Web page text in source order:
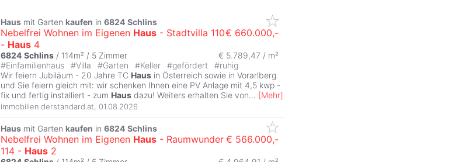
Haus mit Garten kaufen in 6824 Schlins
Nebelfrei Wohnen im Eigenen Haus - Stadtvilla 110
- Haus 4
€ 660.000,-
6824 Schlins / 114m² / 5 Zimmer € 5.789,47 / m²
#Einfamilienhaus #Villa #Garten #Keller #gefördert #ruhig
Wir feiern Jubiläum - 20 Jahre TC Haus in Österreich sowie in Vorarlberg
und Sie feiern gleich mit: wir schenken Ihnen eine PV Anlage mit 4,5 kwp -
fix und fertig installiert - zum Haus dazu! Weiters erhalten Sie von... [Mehr]
immobilien.derstandard.at 01.08.2026
Haus mit Garten kaufen in 6824 Schlins
Nebelfrei Wohnen im Eigenen Haus - Raumwunder
114 - Haus 2
€ 566.000,-